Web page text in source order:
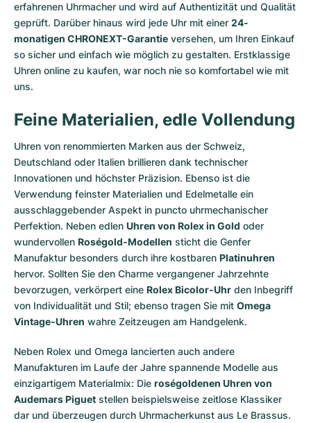
erfahrenen Uhrmacher und wird auf Authentizität und Qualität
geprüft. Darüber hinaus wird jede Uhr mit einer 24-
monatigen CHRONEXT-Garantie versehen, um Ihren Einkauf
so sicher und einfach wie möglich zu gestalten. Erstklassige
Uhren online zu kaufen, war noch nie so komfortabel wie mit
uns.
Feine Materialien, edle Vollendung
Uhren von renommierten Marken aus der Schweiz,
Deutschland oder Italien brillieren dank technischer
Innovationen und höchster Präzision. Ebenso ist die
Verwendung feinster Materialien und Edelmetalle ein
ausschlaggebender Aspekt in puncto uhrmechanischer
Perfektion. Neben edlen Uhren von Rolex in Gold oder
wundervollen Roségold-Modellen sticht die Genfer
Manufaktur besonders durch ihre kostbaren Platinuhren
hervor. Sollten Sie den Charme vergangener Jahrzehnte
bevorzugen, verkörpert eine Rolex Bicolor-Uhr den Inbegriff
von Individualität und Stil; ebenso tragen Sie mit Omega
Vintage-Uhren wahre Zeitzeugen am Handgelenk.
Neben Rolex und Omega lancierten auch andere
Manufakturen im Laufe der Jahre spannende Modelle aus
einzigartigem Materialmix: Die roségoldenen Uhren von
Audemars Piguet stellen beispielsweise zeitlose Klassiker
dar und überzeugen durch Uhrmacherkunst aus Le Brassus.